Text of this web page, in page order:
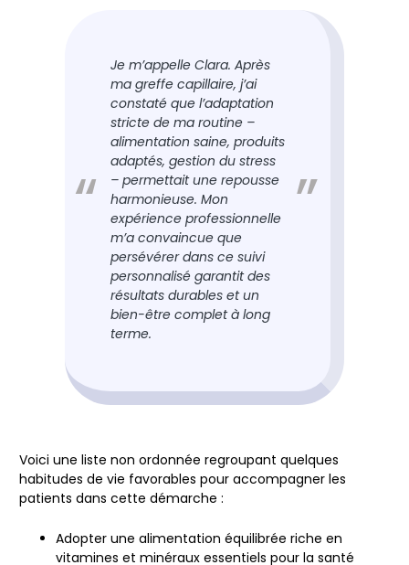
Je m’appelle Clara. Après
ma greffe capillaire, j’ai
constaté que l’adaptation
stricte de ma routine –
alimentation saine, produits
adaptés, gestion du stress
– permettait une repousse
harmonieuse. Mon
expérience professionnelle
m’a convaincue que
persévérer dans ce suivi
personnalisé garantit des
résultats durables et un
bien-être complet à long
terme.
Voici une liste non ordonnée regroupant quelques
habitudes de vie favorables pour accompagner les
patients dans cette démarche :
Adopter une alimentation équilibrée riche en
vitamines et minéraux essentiels pour la santé